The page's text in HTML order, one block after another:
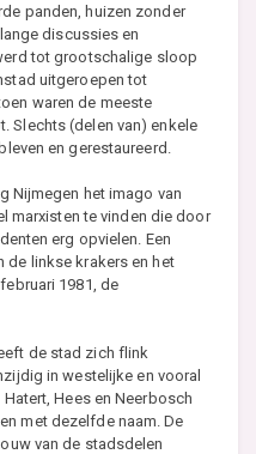
panden, huizen zonder
discussies en
tot grootschalige sloop
uitgeroepen tot
waren de meeste
Slechts (delen van) enkele
en gerestaureerd.
Nijmegen het imago van
marxisten te vinden die door
erg opvielen. Een
linkse krakers en het
1981, de
de stad zich flink
in westelijke en vooral
Hees en Neerbosch
met dezelfde naam. De
van de stadsdelen